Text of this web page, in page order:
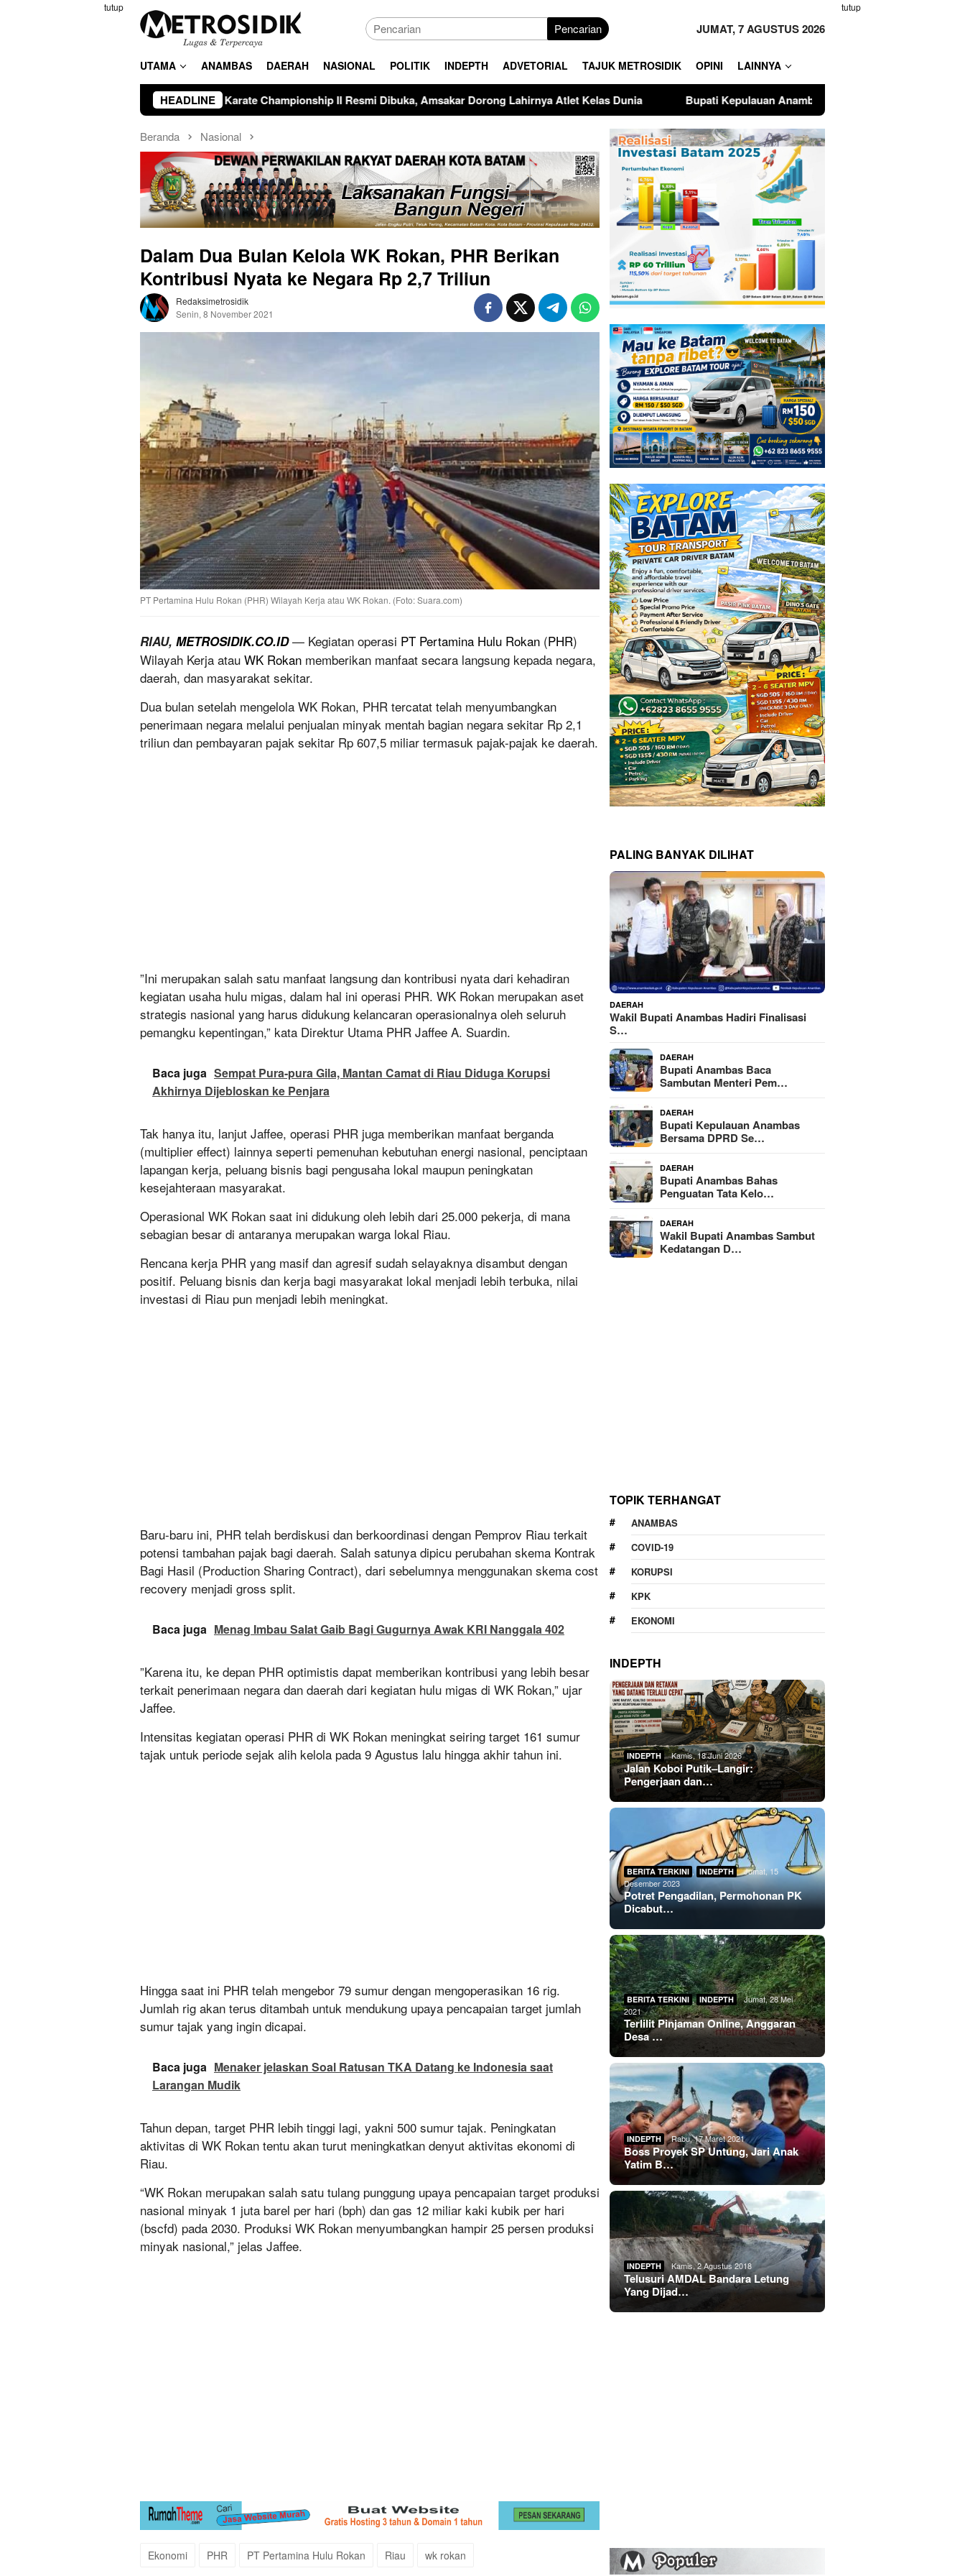
tutup tutup
Pencarian JUMAT, 7 AGUSTUS 2026
UTAMA ANAMBAS DAERAH NASIONAL POLITIK INDEPTH ADVETORIAL TAJUK METROSIDIK OPINI LAINNYA
HEADLINE
Batam Open Karate Championship II Resmi Dibuka, Amsakar Dorong Lahirnya Atlet Kelas Dunia Bupati Kepulauan Anambas Bersama DPRD Sepakati Ranperda
Beranda Nasional
Dalam Dua Bulan Kelola WK Rokan, PHR Berikan
Kontribusi Nyata ke Negara Rp 2,7 Triliun
Redaksimetrosidik
Senin, 8 November 2021
PT Pertamina Hulu Rokan (PHR) Wilayah Kerja atau WK Rokan. (Foto: Suara.com)
RIAU, METROSIDIK.CO.ID— Kegiatan operasi PT Pertamina Hulu Rokan (PHR)
Wilayah Kerja atau WK Rokan memberikan manfaat secara langsung kepada negara,
daerah, dan masyarakat sekitar.
Dua bulan setelah mengelola WK Rokan, PHR tercatat telah menyumbangkan
penerimaan negara melalui penjualan minyak mentah bagian negara sekitar Rp 2,1
triliun dan pembayaran pajak sekitar Rp 607,5 miliar termasuk pajak-pajak ke daerah.
”Ini merupakan salah satu manfaat langsung dan kontribusi nyata dari kehadiran
kegiatan usaha hulu migas, dalam hal ini operasi PHR. WK Rokan merupakan aset
strategis nasional yang harus didukung kelancaran operasionalnya oleh seluruh
pemangku kepentingan,” kata Direktur Utama PHR Jaffee A. Suardin.
Baca juga Sempat Pura-pura Gila, Mantan Camat di Riau Diduga Korupsi
Akhirnya Dijebloskan ke Penjara
Tak hanya itu, lanjut Jaffee, operasi PHR juga memberikan manfaat berganda
(multiplier effect) lainnya seperti pemenuhan kebutuhan energi nasional, penciptaan
lapangan kerja, peluang bisnis bagi pengusaha lokal maupun peningkatan
kesejahteraan masyarakat.
Operasional WK Rokan saat ini didukung oleh lebih dari 25.000 pekerja, di mana
sebagian besar di antaranya merupakan warga lokal Riau.
Rencana kerja PHR yang masif dan agresif sudah selayaknya disambut dengan
positif. Peluang bisnis dan kerja bagi masyarakat lokal menjadi lebih terbuka, nilai
investasi di Riau pun menjadi lebih meningkat.
Baru-baru ini, PHR telah berdiskusi dan berkoordinasi dengan Pemprov Riau terkait
potensi tambahan pajak bagi daerah. Salah satunya dipicu perubahan skema Kontrak
Bagi Hasil (Production Sharing Contract), dari sebelumnya menggunakan skema cost
recovery menjadi gross split.
Baca juga Menag Imbau Salat Gaib Bagi Gugurnya Awak KRI Nanggala 402
”Karena itu, ke depan PHR optimistis dapat memberikan kontribusi yang lebih besar
terkait penerimaan negara dan daerah dari kegiatan hulu migas di WK Rokan,” ujar
Jaffee.
Intensitas kegiatan operasi PHR di WK Rokan meningkat seiring target 161 sumur
tajak untuk periode sejak alih kelola pada 9 Agustus lalu hingga akhir tahun ini.
Hingga saat ini PHR telah mengebor 79 sumur dengan mengoperasikan 16 rig.
Jumlah rig akan terus ditambah untuk mendukung upaya pencapaian target jumlah
sumur tajak yang ingin dicapai.
Baca juga Menaker jelaskan Soal Ratusan TKA Datang ke Indonesia saat
Larangan Mudik
Tahun depan, target PHR lebih tinggi lagi, yakni 500 sumur tajak. Peningkatan
aktivitas di WK Rokan tentu akan turut meningkatkan denyut aktivitas ekonomi di
Riau.
“WK Rokan merupakan salah satu tulang punggung upaya pencapaian target produksi
nasional minyak 1 juta barel per hari (bph) dan gas 12 miliar kaki kubik per hari
(bscfd) pada 2030. Produksi WK Rokan menyumbangkan hampir 25 persen produksi
minyak nasional,” jelas Jaffee.
Ekonomi PHR PT Pertamina Hulu Rokan Riau wk rokan
PALING BANYAK DILIHAT
DAERAH
Wakil Bupati Anambas Hadiri Finalisasi
S…
DAERAH
Bupati Anambas Baca
Sambutan Menteri Pem…
DAERAH
Bupati Kepulauan Anambas
Bersama DPRD Se…
DAERAH
Bupati Anambas Bahas
Penguatan Tata Kelo…
DAERAH
Wakil Bupati Anambas Sambut
Kedatangan D…
TOPIK TERHANGAT
ANAMBAS
COVID-19
KORUPSI
KPK
EKONOMI
INDEPTH
INDEPTH Kamis, 18 Juni 2026
Jalan Koboi Putik–Langir:
Pengerjaan dan…
BERITA TERKINI , INDEPTH
Jumat, 15
Desember 2023
Potret Pengadilan, Permohonan PK
Dicabut…
BERITA TERKINI , INDEPTH
Jumat, 28 Mei
2021
Terlilit Pinjaman Online, Anggaran
Desa …
INDEPTH Rabu, 17 Maret 2021
Boss Proyek SP Untung, Jari Anak
Yatim B…
INDEPTH Kamis, 2 Agustus 2018
Telusuri AMDAL Bandara Letung
Yang Dijad…